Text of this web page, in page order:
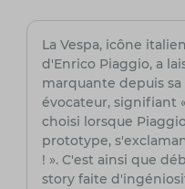
La Vespa, icône
d'Enrico Piaggio, a
marquante depuis
évocateur, signifiant
choisi lorsque
prototype,
! ». C'est ainsi que
story faite